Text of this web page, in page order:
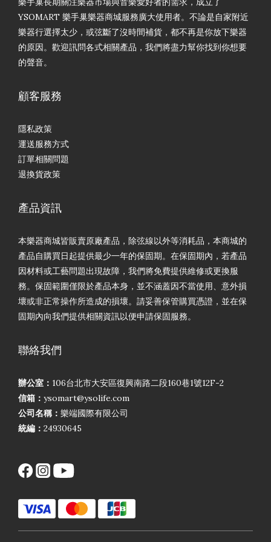
YSOMART 樂手巢樂器商城服務廣大使用者。不論是自家附近
樂器行選擇太少，或弦斷了沒時間補貨，都不再是你放下樂器
的原因。歡迎訊問各式相關產品，我們將盡力幫你找到你想要
的聲音。
顧客服務
隱私政策
運送服務方式
訂單相關問題
退換貨政策
產品資訊
本樂器商城皆販賣原廠產品，除弦線以外等消耗品，本商城的
產品自購買日起提供最少一年的保固期。在保固期內，若產品
因材料或工藝問題出現故障，我們將免費提供維修或更換服
務。保固範圍僅限於產品本身，並不涵蓋因不當使用、意外損
壞或非正常操作所造成的損壞。請妥善保管購買憑證，並在保
固期內向我們提供相關資訊以便申請保固服務。
聯絡我們
辦公室： 106台北市大安區復興南路二段160巷1號12F-2
信箱： ysomart@ysolife.com
公司名稱： 樂端國際有限公司
統編： 24930645